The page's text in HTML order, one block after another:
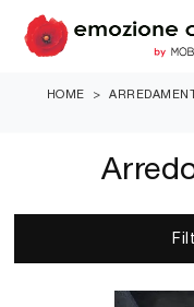
HOME >